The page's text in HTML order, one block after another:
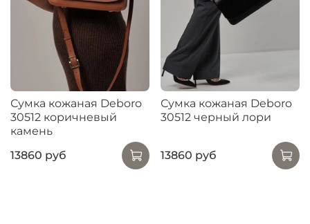
Сумка кожаная Deboro
30512 коричневый
камень
13860 руб
Сумка кожаная Deboro
30512 черный лори
13860 руб